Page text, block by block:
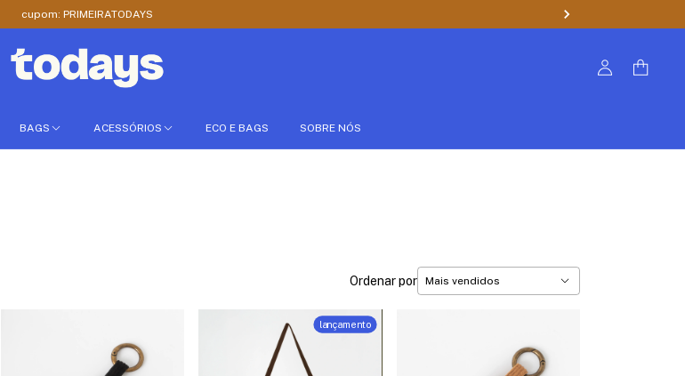
cupom: PRIMEIRATODAYS
BAGS ACESSÓRIOS ECO E BAGS SOBRE NÓS
Ordenar por
lançamento